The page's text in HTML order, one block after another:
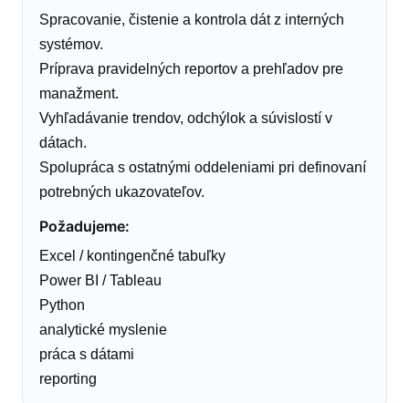
Spracovanie, čistenie a kontrola dát z interných
systémov.
Príprava pravidelných reportov a prehľadov pre
manažment.
Vyhľadávanie trendov, odchýlok a súvislostí v
dátach.
Spolupráca s ostatnými oddeleniami pri definovaní
potrebných ukazovateľov.
Požadujeme:
Excel / kontingenčné tabuľky
Power BI / Tableau
Python
analytické myslenie
práca s dátami
reporting